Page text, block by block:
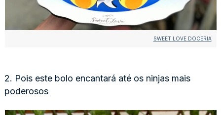
SWEET LOVE DOCERIA
2. Pois este bolo encantará até os ninjas mais
poderosos